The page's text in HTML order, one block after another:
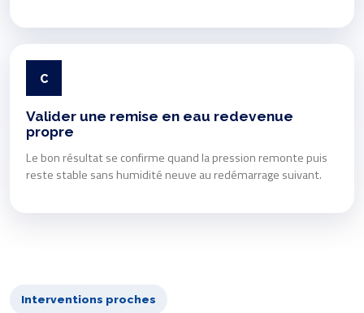
C
Valider une remise en eau redevenue
propre
Le bon résultat se confirme quand la pression remonte puis
reste stable sans humidité neuve au redémarrage suivant.
Interventions proches